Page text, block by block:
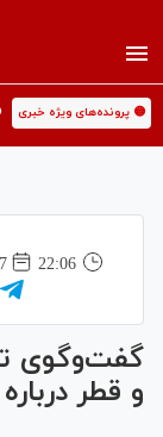
🟡 پرونده‌های ویژه خبری
22:06
17
گفت‌وگوی
و قطر